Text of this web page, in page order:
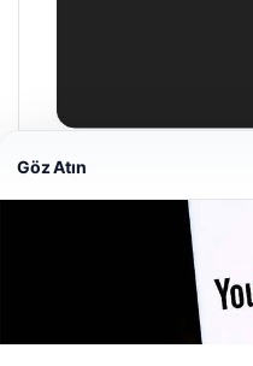
Prenses Night Club
Web sitemizi nasıl
deneyiminizi kişiselleştirmek
Göz Atın